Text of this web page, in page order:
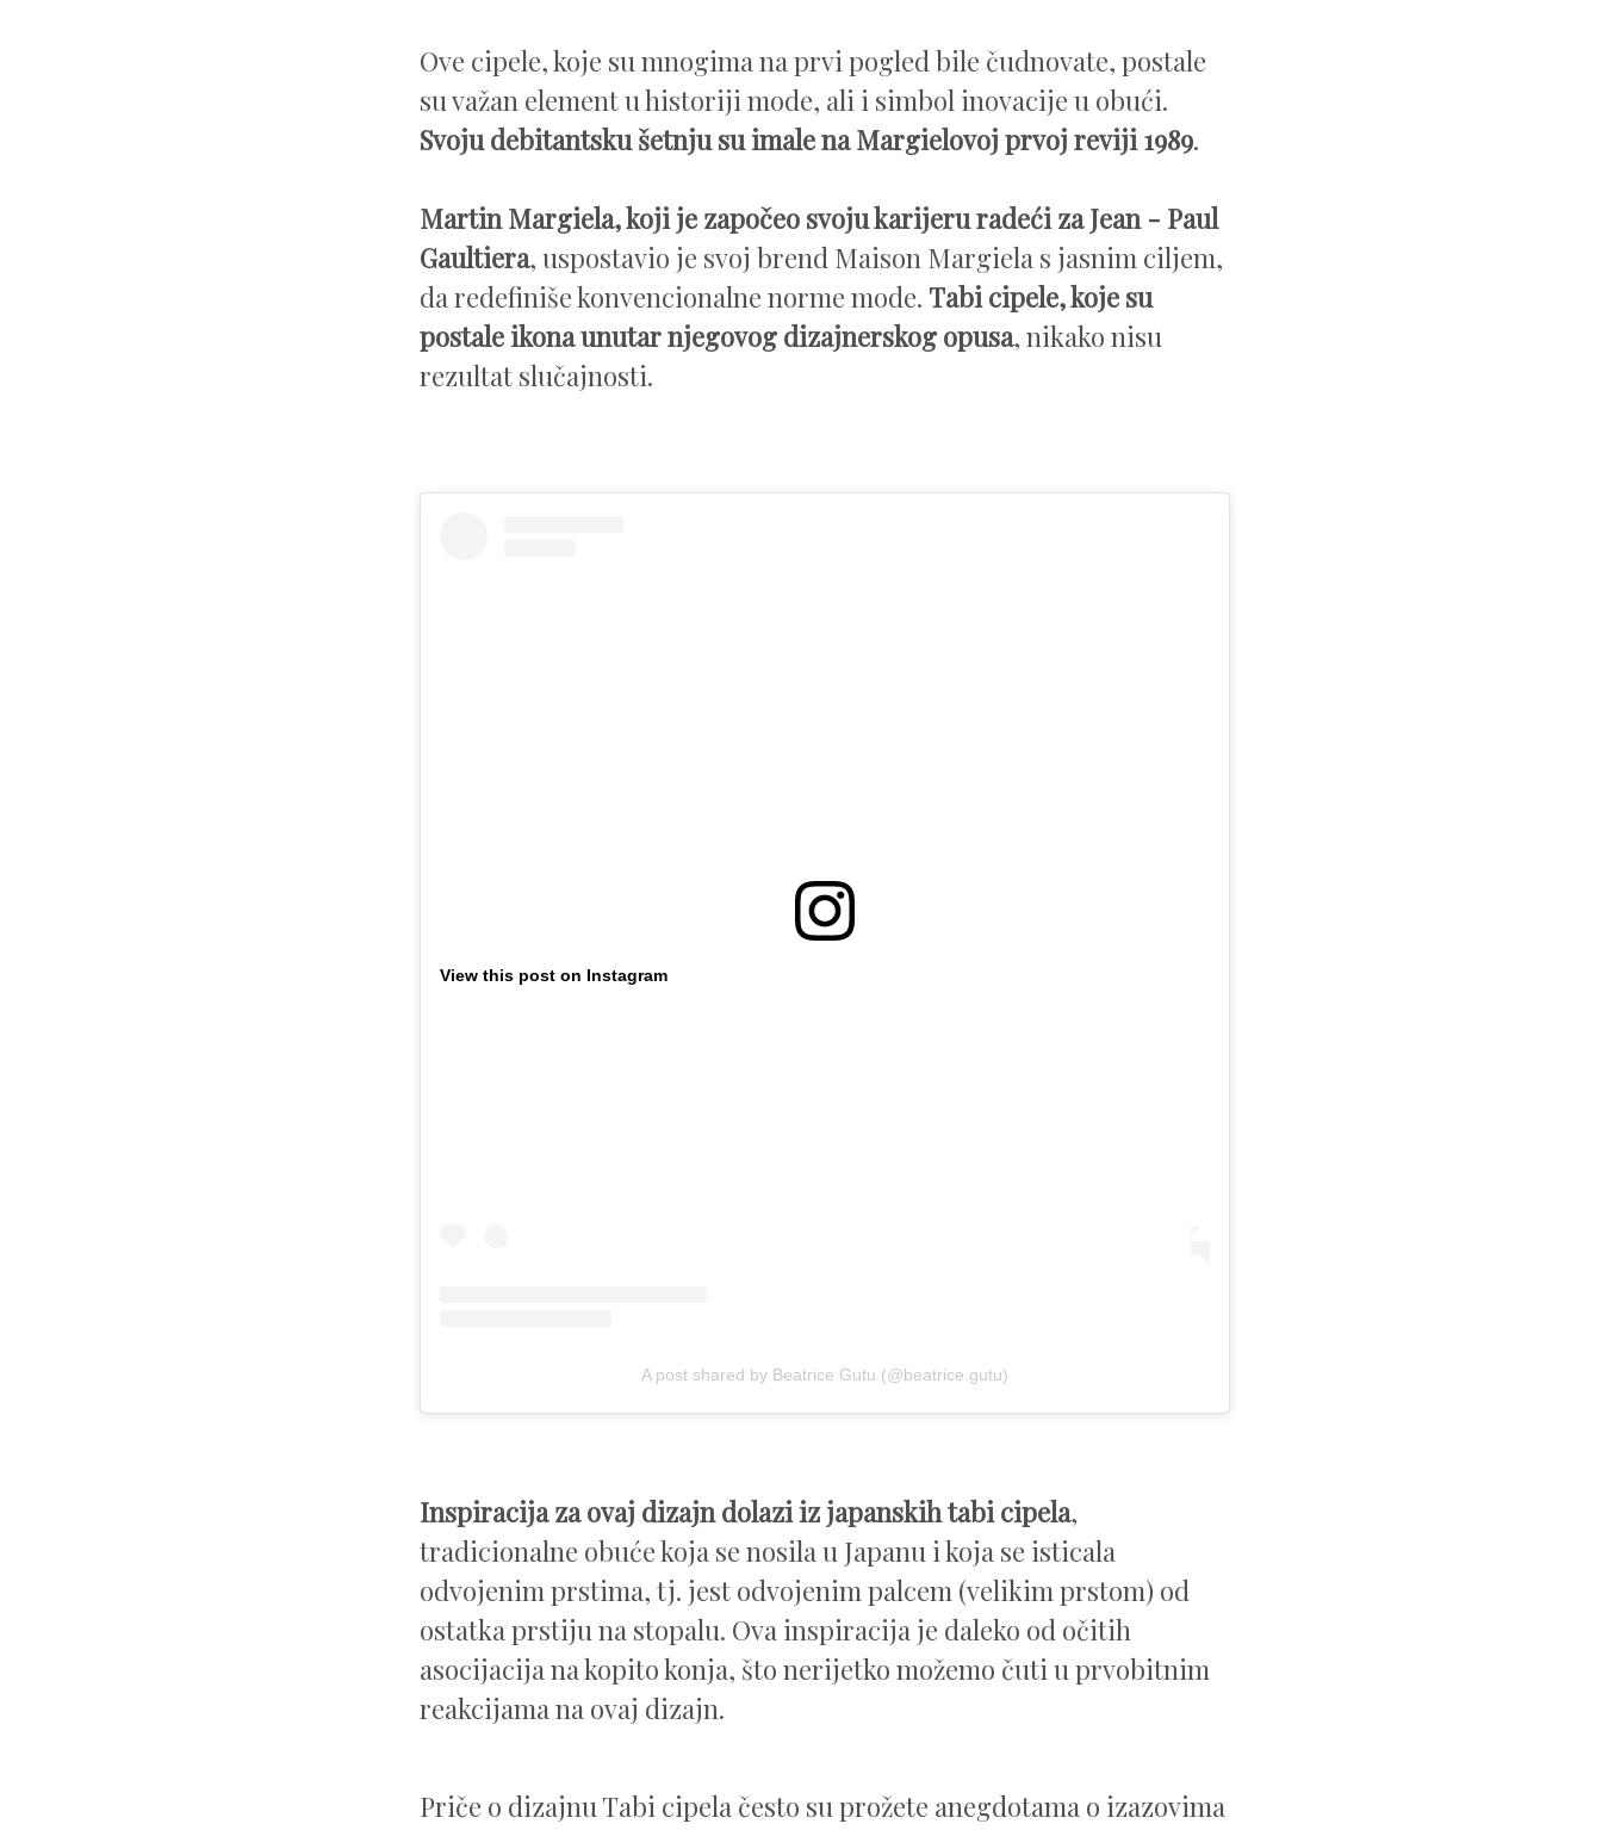
Ove cipele, koje su mnogima na prvi pogled bile čudnovate, postale
su važan element u historiji mode, ali i simbol inovacije u obući.
Svoju debitantsku šetnju su imale na Margielovoj prvoj reviji 1989.
Martin Margiela, koji je započeo svoju karijeru radeći za Jean - Paul
Gaultiera, uspostavio je svoj brend Maison Margiela s jasnim ciljem,
da redefiniše konvencionalne norme mode. Tabi cipele, koje su
postale ikona unutar njegovog dizajnerskog opusa, nikako nisu
rezultat slučajnosti.
View this post on Instagram
A post shared by Beatrice Gutu (@beatrice.gutu)
Inspiracija za ovaj dizajn dolazi iz japanskih tabi cipela,
tradicionalne obuće koja se nosila u Japanu i koja se isticala
odvojenim prstima, tj. jest odvojenim palcem (velikim prstom) od
ostatka prstiju na stopalu. Ova inspiracija je daleko od očitih
asocijacija na kopito konja, što nerijetko možemo čuti u prvobitnim
reakcijama na ovaj dizajn.
Priče o dizajnu Tabi cipela često su prožete anegdotama o izazovima